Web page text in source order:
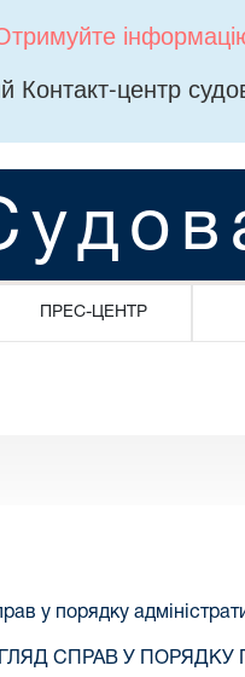
Контакт-центр
ПРЕС-ЦЕНТР
у порядку
СПРАВ У